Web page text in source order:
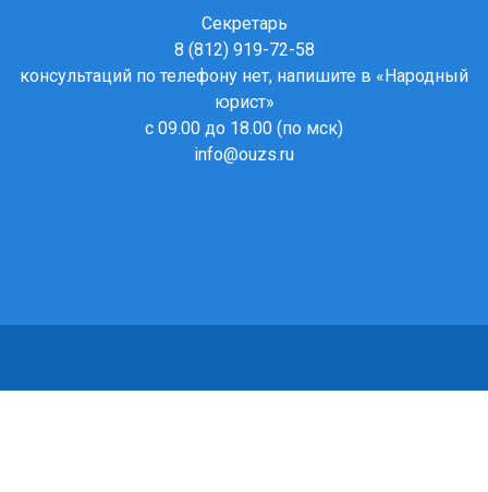
Секретарь
8 (812) 919-72-58
консультаций по телефону нет, напишите в «Народный
юрист»
с 09.00 до 18.00 (по мск)
info@ouzs.ru